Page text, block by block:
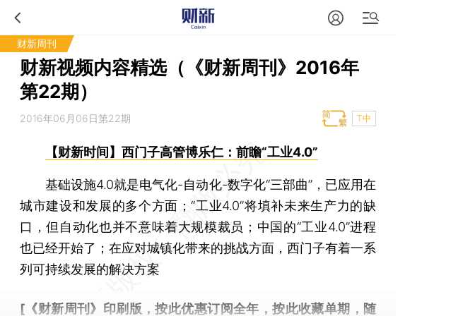
财新周刊
财新视频内容精选（《财新周刊》2016年
第22期）
2016年06月06日第22期 T中
【财新时间】西门子高管博乐仁：前瞻“工业4.0”
基础设施4.0就是电气化-自动化-数字化“三部曲”，已应用在
城市建设和发展的多个方面；“工业4.0”将填补未来生产力的缺
口，但自动化也并不意味着大规模裁员；中国的“工业4.0”进程
也已经开始了；在应对城镇化带来的挑战方面，西门子有着一系
列可持续发展的解决方案
[《财新周刊》印刷版，按此优惠订阅全年 ，按此收藏单期 ，随